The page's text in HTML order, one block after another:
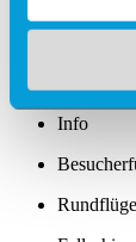
Info
Rundflüge